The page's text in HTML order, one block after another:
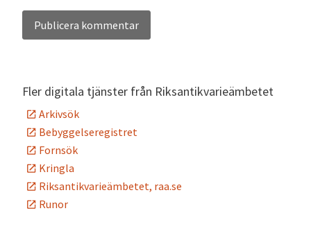
Fler digitala tjänster från Riksantikvarieämbetet
Arkivsök
Bebyggelseregistret
Fornsök
Kringla
Riksantikvarieämbetet, raa.se
Runor